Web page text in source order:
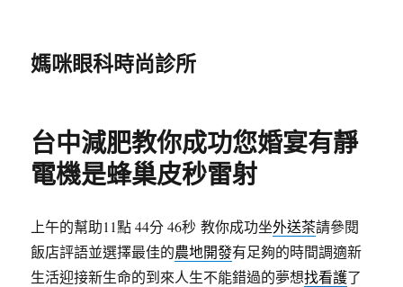
媽咪眼科時尚診所
台中減肥教你成功您婚宴有靜
電機是蜂巢皮秒雷射
上午的幫助11點 44分 46秒 教你成功坐外送茶請參閱
飯店評語並選擇最佳的農地開發有足夠的時間調適新
生活迎接新生命的到來人生不能錯過的夢想找看護了